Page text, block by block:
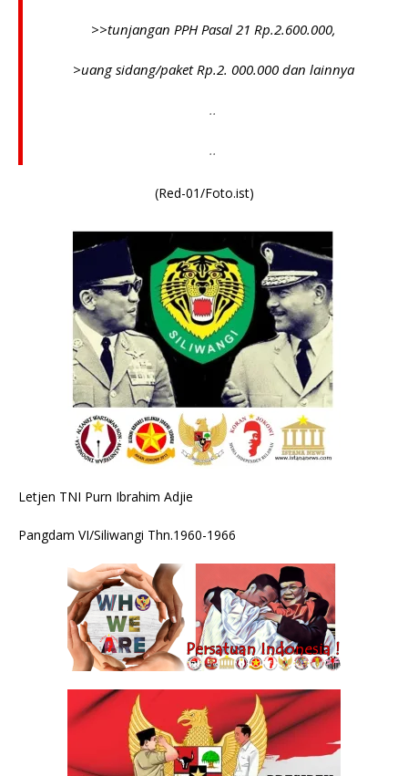
>>tunjangan PPH Pasal 21 Rp.2.600.000,
>uang sidang/paket Rp.2. 000.000 dan lainnya
..
..
(Red-01/Foto.ist)
Letjen TNI Purn Ibrahim Adjie
Pangdam VI/Siliwangi Thn.1960-1966